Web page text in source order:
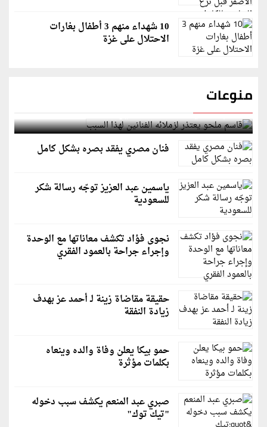
10 شهداء منهم 3 أطفال بغارات
الاحتلال على غزة
منوعات
قاسم ملحو يعتذر لزملائه الفنانين لهذا السبب
فنان مصري يفقد بصره بشكل كامل
ياسمين عبد العزيز توجّه رسالة شكر
للسعودية
نجوى فؤاد تكشف معاناتها مع الوحدة
وإجراء جراحة بالعمود الفقري
حقيقة مقاضاة زينة لـ أحمد عز بهدف
زيادة النفقة
حمو بيكا يعلن وفاة والده وينعاه
بكلمات مؤثرة
صبري عبد المنعم يكشف سبب دخوله
"تيك توك"